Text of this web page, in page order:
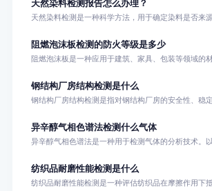
天然染料检测报告怎么办理？
天然染料检测是一种科学方法，用于确定染料是否来
阻燃泡沫板检测的防火等级是多少
阻燃泡沫板是一种应用于建筑、家具、包装等领域的
钢结构厂房结构检测是什么
钢结构厂房结构检测是指对钢结构厂房的安全性、稳
异辛醇气相色谱法检测什么气体
异辛醇气相色谱法是一种用于检测气体的分析技术。
纺织品耐磨性能检测是什么
纺织品耐磨性能检测是一种评估纺织品在摩擦作用下